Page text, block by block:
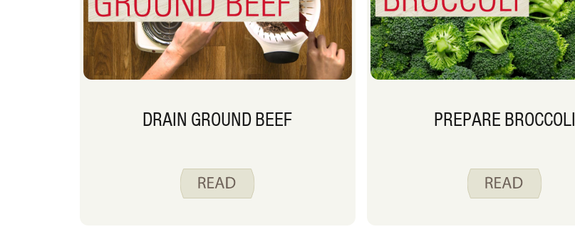
DRAIN GROUND BEEF PREPARE BROCCOLI